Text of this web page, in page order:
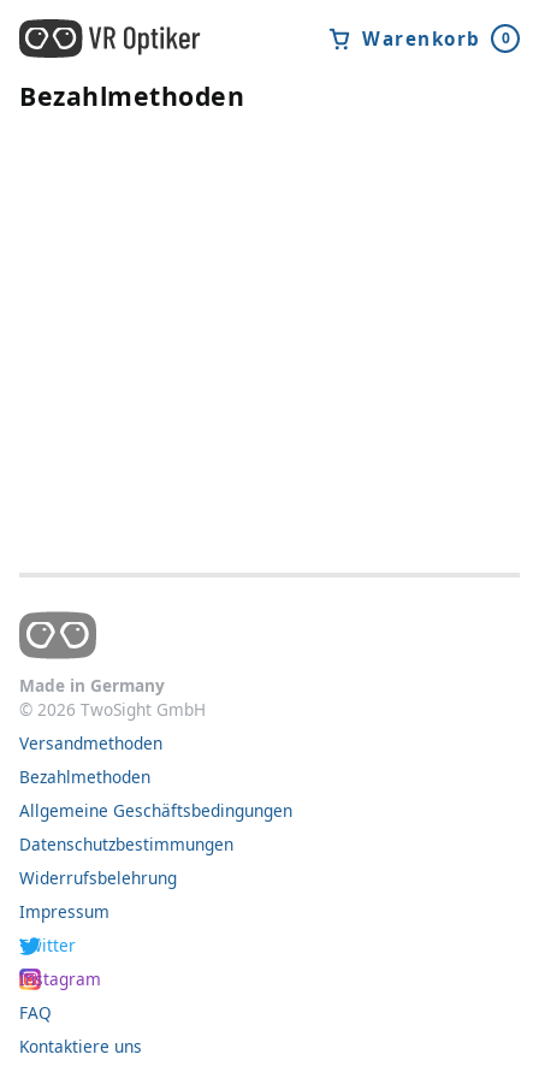
Warenkorb 0
Bezahlmethoden
Made in Germany
© 2026 TwoSight GmbH
Versandmethoden
Bezahlmethoden
Allgemeine Geschäftsbedingungen
Datenschutzbestimmungen
Widerrufsbelehrung
Impressum
Twitter
Instagram
FAQ
Kontaktiere uns